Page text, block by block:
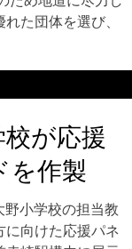
た団体を選び、
が応援
を作製
小学校の担当教
に向けた応援パネ